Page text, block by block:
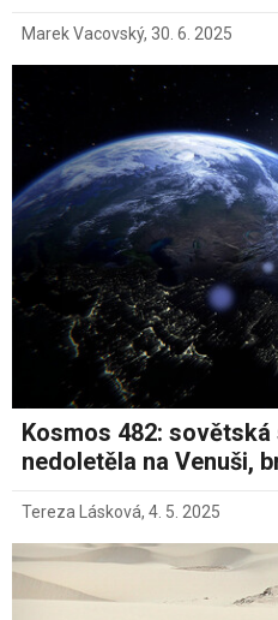
Marek Vacovský, 30. 6. 2025
Kosmos 482:
nedoletěla na Venuši,
Tereza Lásková, 4. 5. 2025